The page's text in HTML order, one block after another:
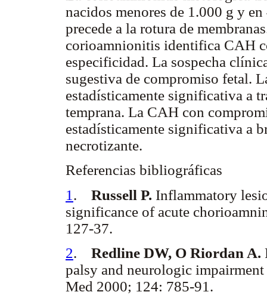
nacidos menores de 1.000 g y
precede a la rotura de
corioamnionitis identifica CAH
especificidad. La sospecha
sugestiva de compromiso fetal.
estadísticamente significativa a
temprana. La CAH con
estadísticamente significativa a
necrotizante.
Referencias bibliográficas
1 . Russell P. Inflammatory
significance of acute
127-37.
2. Redline DW, O Riordan A.
palsy and neurologic
Med 2000; 124: 785-91.